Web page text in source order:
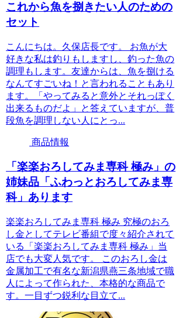
これから魚を捌きたい人のための
セット
こんにちは。久保店長です。 お魚が大
好きな私は釣りもしますし、釣った魚の
調理もします。友達からは、魚を捌ける
なんてすごいね！と言われることもあり
ます。「やってみると意外とそれっぽく
出来るものだよ」と答えていますが、普
段魚を調理しない人にとっ...
商品情報
「楽楽おろしてみま専科 極み」の
姉妹品「ふわっとおろしてみま専
科」あります
楽楽おろしてみま専科 極み 究極のおろ
し金としてテレビ番組で度々紹介されて
いる「楽楽おろしてみま専科 極み」当
店でも大変人気です。 このおろし金は
金属加工で有名な新潟県燕三条地域で職
人によって作られた、本格的な商品で
す。一目ずつ鋭利な目立て...